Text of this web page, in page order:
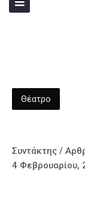
Θέατρο
Συντάκτης /
4 Φεβρουαρίου,